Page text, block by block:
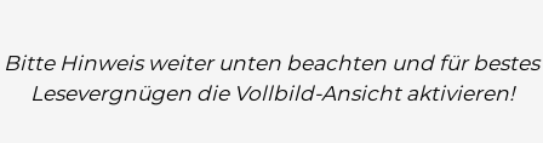
Bitte Hinweis weiter unten beachten und für bestes
Lesevergnügen die Vollbild-Ansicht aktivieren!